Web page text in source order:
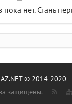
пока нет. Стань
© 2014-2020
защищены.